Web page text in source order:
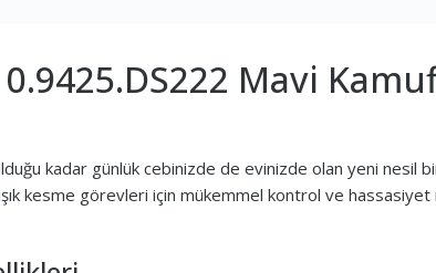
Mavi
kadar günlük cebinizde de evinizde olan yeni nesil
kesme görevleri için mükemmel kontrol ve